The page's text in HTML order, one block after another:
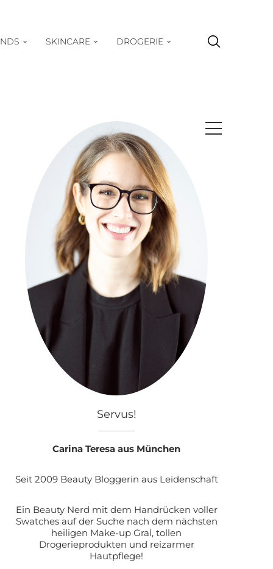
SKINCARE DROGERIE
Servus!
Carina Teresa aus München
Seit 2009 Beauty Bloggerin aus Leidenschaft
Ein Beauty Nerd mit dem Handrücken voller
Swatches auf der Suche nach dem nächsten
heiligen Make-up Gral, tollen
Drogerieprodukten und reizarmer
Hautpflege!